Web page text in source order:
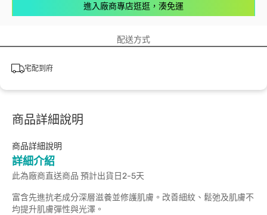
進入廠商專店逛逛，湊免運
配送方式
宅配到府
商品詳細說明
商品詳細說明
詳細介紹
此為廠商直送商品 預計出貨日2-5天
富含先進抗老成分深層滋養並修護肌膚。改善細紋、鬆弛及肌膚不
均提升肌膚彈性與光澤。